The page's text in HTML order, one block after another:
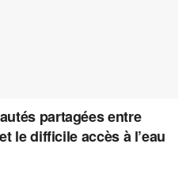
partagées entre
le difficile accès à l’eau